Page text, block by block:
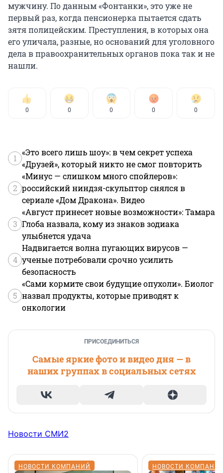
мужчину. По данным «Фонтанки», это уже не
первый раз, когда пенсионерка пытается сдать
зятя полицейским. Преступления, в которых она
его уличала, разные, но оснований для уголовного
дела в правоохранительных органов пока так и не
нашли.
0 0 0 0 0
1
«Это всего лишь шоу»: в чем секрет успеха
«Друзей», который никто не смог повторить
2
«Минус — слишком много спойлеров»:
российский ниндзя-скульптор снялся в
сериале «Дом Дракона». Видео
3
«Август принесет новые возможности»: Тамара
Глоба назвала, кому из знаков зодиака
улыбнется удача
4
Надвигается волна пугающих вирусов —
ученые потребовали срочно усилить
безопасность
5
«Сами кормите свои будущие опухоли». Биолог
назвал продукты, которые приводят к
онкологии
ПРИСОЕДИНИТЬСЯ
Самые яркие фото и видео дня — в
наших группах в социальных сетях
Новости СМИ2
НОВОСТИ КОМПАНИЙ НОВОСТИ